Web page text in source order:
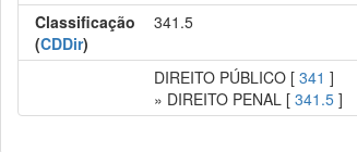
Classificação
(CDDir)
341.5
DIREITO PÚBLICO [341 ]
» DIREITO PENAL [341.5 ]